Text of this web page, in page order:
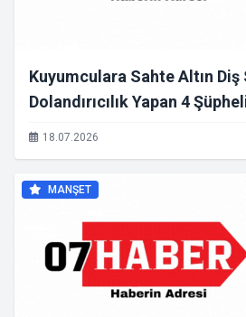
Kuyumculara Sahte Altın
Dolandırıcılık Yapan 4
18.07.2026
MANŞET